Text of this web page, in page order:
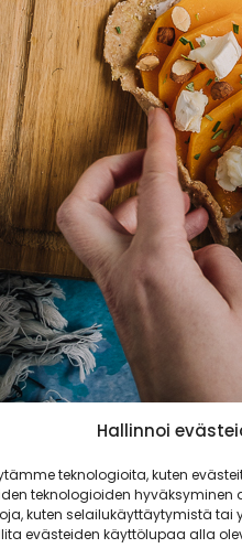
Hallinnoi
teknologioita, kuten
teknologioiden
kuten selailukäyttäytymistä tai
evästeiden käyttölupaa alla